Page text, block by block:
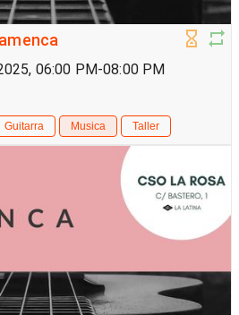
06:00 PM-08:00 PM
Guitarra Musica Taller